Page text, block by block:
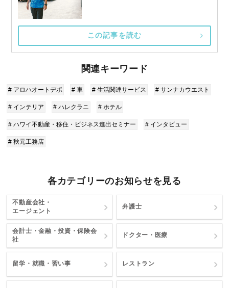
この記事を読む
関連キーワード
# アロハオートデポ # 車 # 生活関連サービス # サンナカウエスト
# インテリア # ハレクラニ # ホテル
# ハワイ不動産・移住・ビジネス進出セミナー # インタビュー
# 秋元工務店
各カテゴリーのお知らせを見る
不動産会社・
エージェント
弁護士
会計士・金融・投資・保険会
社
ドクター・医療
留学・就職・習い事 レストラン